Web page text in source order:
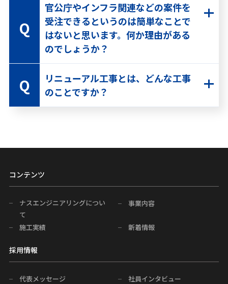
官公庁やインフラ関連などの案件を
受注できるというのは簡単なことで
はないと思います。何か理由がある
のでしょうか？
リニューアル工事とは、どんな工事
のことですか？
コンテンツ
ナスエンジニアリングについ
て
事業内容
施工実績 新着情報
採用情報
代表メッセージ
社員インタビュー